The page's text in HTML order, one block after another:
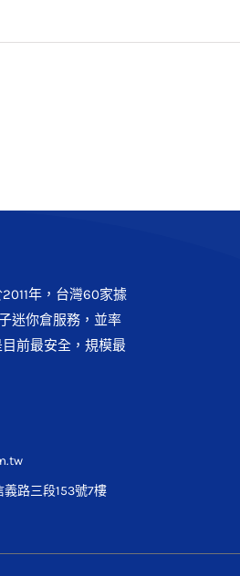
年，台灣60家據
迷你倉服務，並率
前最安全，規模最
路三段153號7樓